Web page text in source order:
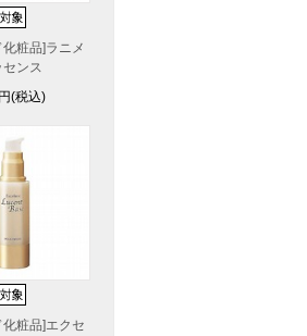
粧品]ラニメ
センス
円(税込)
化粧品]エクセ